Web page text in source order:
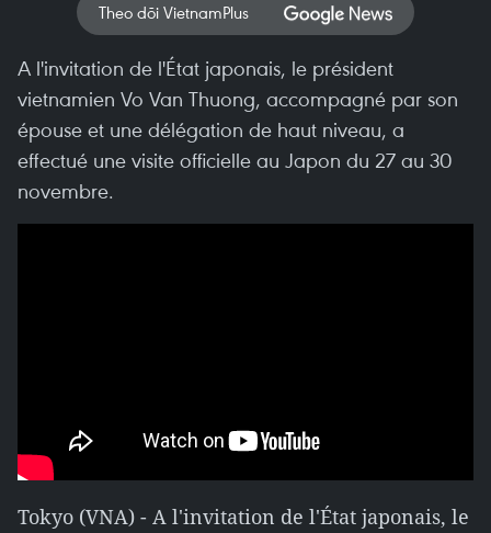
Theo dõi VietnamPlus
A l'invitation de l'État japonais, le président
vietnamien Vo Van Thuong, accompagné par son
épouse et une délégation de haut niveau, a
effectué une visite officielle au Japon du 27 au 30
novembre.
Tokyo (VNA) - A l'invitation de l'État japonais, le